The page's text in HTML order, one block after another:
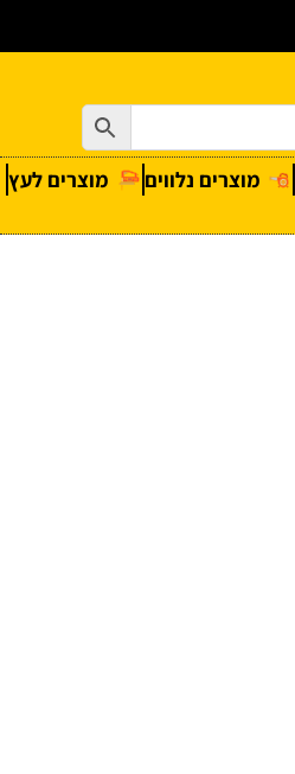
מוצרים נלווים
מוצרים לעץ